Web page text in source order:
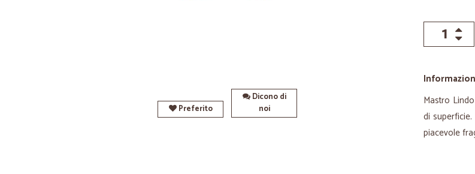
Preferito
Dicono di
noi
Mastro
di
piacevole